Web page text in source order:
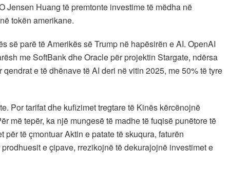
Jensen Huang të premtonte investime të mëdha në
tokën amerikane.
së parë të Amerikës së Trump në hapësirën e AI. OpenAI
me SoftBank dhe Oracle për projektin Stargate, ndërsa
e të dhënave të AI deri në vitin 2025, me 50% të tyre
Por tarifat dhe kufizimet tregtare të Kinës kërcënojnë
më tepër, ka një mungesë të madhe të fuqisë punëtore të
të çmontuar Aktin e patate të skuqura, faturën
e çipave, rrezikojnë të dekurajojnë investimet e